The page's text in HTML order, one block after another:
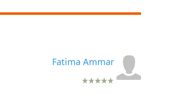
Fatima Ammar